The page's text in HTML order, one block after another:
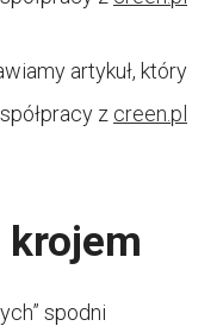
artykuł, który
z creen.pl
krojem
spodni